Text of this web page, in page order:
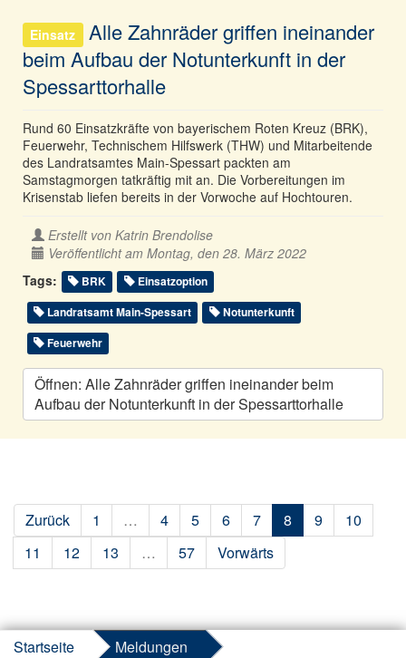
Einsatz
Alle Zahnräder griffen ineinander
beim Aufbau der Notunterkunft in der
Spessarttorhalle
Rund 60 Einsatzkräfte von bayerischem Roten Kreuz (BRK),
Feuerwehr, Technischem Hilfswerk (THW) und Mitarbeitende
des Landratsamtes Main-Spessart packten am
Samstagmorgen tatkräftig mit an. Die Vorbereitungen im
Krisenstab liefen bereits in der Vorwoche auf Hochtouren.
Erstellt von Katrin Brendolise
Veröffentlicht am Montag, den 28. März 2022
Tags:
BRK
Einsatzoption
Landratsamt Main-Spessart
Notunterkunft
Feuerwehr
Öffnen: Alle Zahnräder griffen ineinander beim
Aufbau der Notunterkunft in der Spessarttorhalle
Zurück 1 … 4 5 6 7 8 9
10
11
12 13 … 57 Vorwärts
Startseite Meldungen